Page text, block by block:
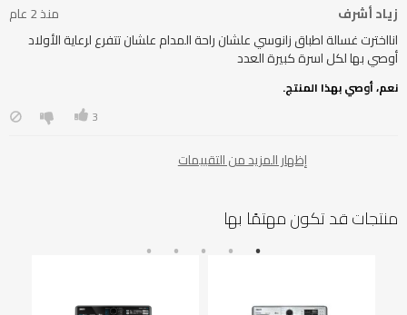
زياد أشرف
منذ 2 عام
أوصي بها لكل اسرة كبيرة العدد
نعم، أوصي بهذا المنتج.
3
إظهار المزيد من التقييمات
منتجات قد تكون مهتمًا بها